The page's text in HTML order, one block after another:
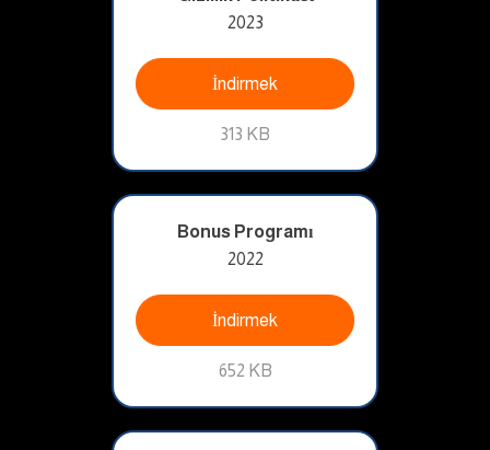
2023
İndirmek
313 KB
Bonus Programı
2022
İndirmek
652 KB